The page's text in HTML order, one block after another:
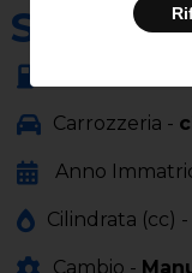
SU
Carrozzeria -
Anno
Cilindrata (cc) -
Cambio -